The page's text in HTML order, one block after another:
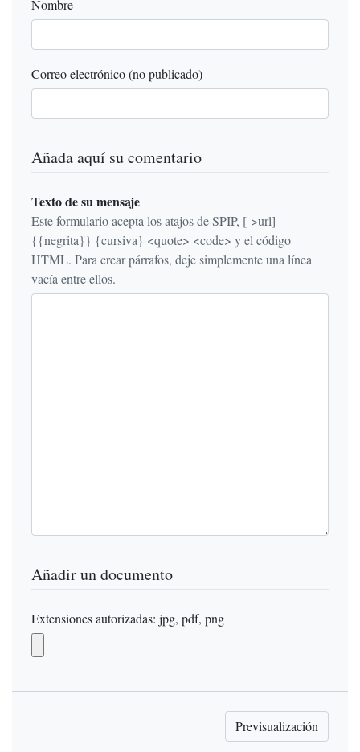
Nombre
Correo electrónico (no publicado)
Añada aquí su comentario
Texto de su mensaje
Este formulario acepta los atajos de SPIP, [->url]
{{negrita}} {cursiva} <quote> <code> y el código
HTML. Para crear párrafos, deje simplemente una línea
vacía entre ellos.
Añadir un documento
Extensiones autorizadas: jpg, pdf, png